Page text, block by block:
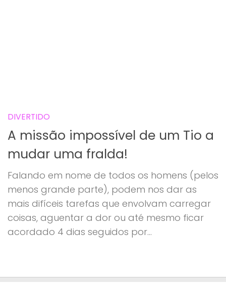
DIVERTIDO
A missão impossível de um Tio a
mudar uma fralda!
Falando em nome de todos os homens (pelos
menos grande parte), podem nos dar as
mais difíceis tarefas que envolvam carregar
coisas, aguentar a dor ou até mesmo ficar
acordado 4 dias seguidos por...